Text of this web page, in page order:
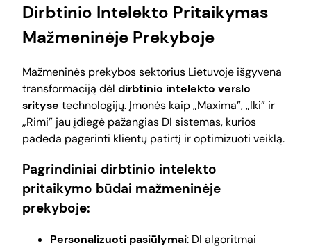
Dirbtinio Intelekto Pritaikymas
Mažmeninėje Prekyboje
Mažmeninės prekybos sektorius Lietuvoje išgyvena
transformaciją dėl dirbtinio intelekto verslo
srityse technologijų. Įmonės kaip „Maxima”, „Iki” ir
„Rimi” jau įdiegė pažangias DI sistemas, kurios
padeda pagerinti klientų patirtį ir optimizuoti veiklą.
Pagrindiniai dirbtinio intelekto
pritaikymo būdai mažmeninėje
prekyboje:
Personalizuoti pasiūlymai: DI algoritmai